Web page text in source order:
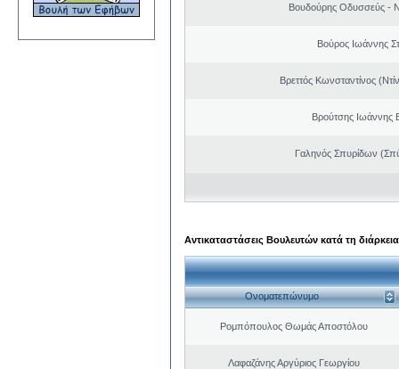
Βουδούρης Οδυσσεύς -
Βούρος Ιωάννης
Βρεττός Κωνσταντίνος
Βρούτσης Ιωάννης
Γαληνός Σπυρίδων
Αντικαταστάσεις Βουλευτών κατά τη
Ονοματεπώνυμο
Ρομπόπουλος Θωμάς Αποστόλου
Λαφαζάνης Αργύριος Γεωργίου